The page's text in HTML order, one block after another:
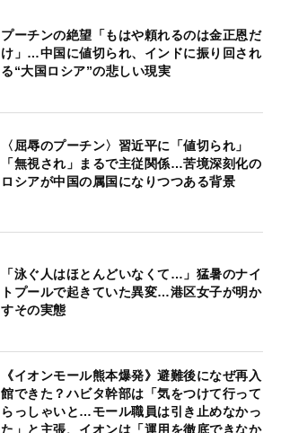
プーチンの絶望「もはや頼れるのは金正恩だ
け」…中国に値切られ、インドに振り回され
る“大国ロシア”の悲しい現実
〈屈辱のプーチン〉習近平に「値切られ」
「無視され」まるで主従関係…苦境深刻化の
ロシアが中国の属国になりつつある背景
「泳ぐ人はほとんどいなくて…」猛暑のナイ
トプールで起きていた異変…港区女子が明か
すその実態
《イオンモール熊本爆発》避難後になぜ再入
館できた？ハビタ幹部は「気をつけて行って
らっしゃいと…モール職員は引き止めなかっ
た」と主張、イオンは「運用を徹底できなか